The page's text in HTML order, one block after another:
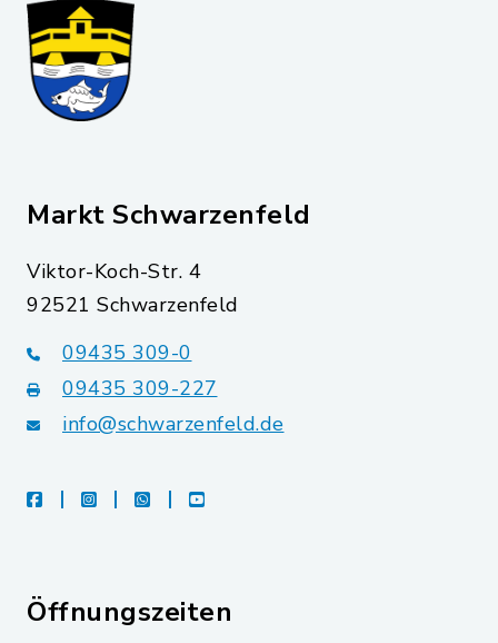
Markt Schwarzenfeld
Viktor-Koch-Str. 4
92521 Schwarzenfeld
09435 309-0
09435 309-227
info@schwarzenfeld.de
facebookinstagramwhatsappyoutube
Öffnungszeiten